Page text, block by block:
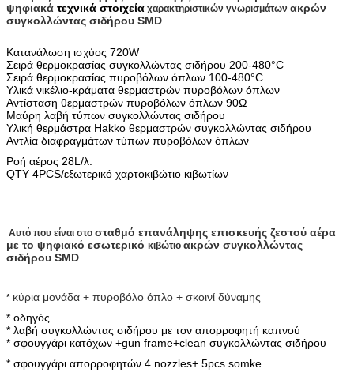
ψηφιακά τεχνικά στοιχεία χαρακτηριστικών γνωρισμάτων ακρών
συγκολλώντας σιδήρου SMD
Κατανάλωση ισχύος 720W
Σειρά θερμοκρασίας συγκολλώντας σιδήρου 200-480°C
Σειρά θερμοκρασίας πυροβόλων όπλων 100-480°C
Υλικά νικέλιο-κράματα θερμαστρών πυροβόλων όπλων
Αντίσταση θερμαστρών πυροβόλων όπλων 90Ω
Μαύρη λαβή τύπων συγκολλώντας σιδήρου
Υλική θερμάστρα Hakko θερμαστρών συγκολλώντας σιδήρου
Αντλία διαφραγμάτων τύπων πυροβόλων όπλων
Ροή αέρος 28L/λ.
QTY 4PCS/εξωτερικό χαρτοκιβώτιο κιβωτίων
Αυτό που είναι στο σταθμό επανάληψης επισκευής ζεστού αέρα
με το ψηφιακό εσωτερικό κιβώτιο ακρών συγκολλώντας
σιδήρου SMD
* κύρια μονάδα + πυροβόλο όπλο + σκοινί δύναμης
* οδηγός
* λαβή συγκολλώντας σιδήρου με τον απορροφητή καπνού
* σφουγγάρι κατόχων +gun frame+clean συγκολλώντας σιδήρου
* σφουγγάρι απορροφητών 4 nozzles+ 5pcs somke